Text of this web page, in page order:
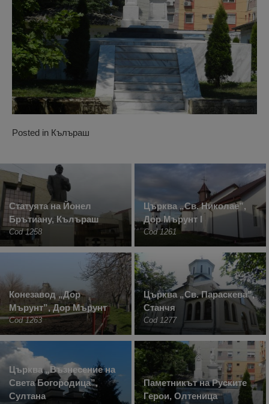
Posted in Кълъраш
Статуята на Йонел
Брътиану, Кълъраш
Cod 1258
Църква „Св. Николае”,
Дор Мърунт I
Cod 1261
Конезавод „Дор
Мърунт”, Дор Мърунт
Cod 1263
Църква „Св. Параскева”,
Станчя
Cod 1277
Църква „Възнесение на
Света Богородица”,
Султана
Паметникът на Руските
Герои, Олтеница